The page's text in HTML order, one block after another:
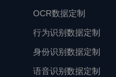
OCR数据定制
行为识别数据定制
身份识别数据定制
语音识别数据定制